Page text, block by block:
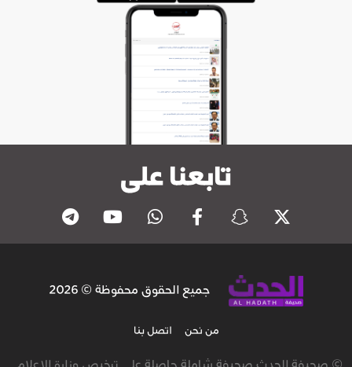
تابعنا على
جميع الحقوق محفوظة © 2026
من نحن اتصل بنا
© صحيفة الحدث صحيفة شاملة حاصلة على ترخيص وزارة الاعلام